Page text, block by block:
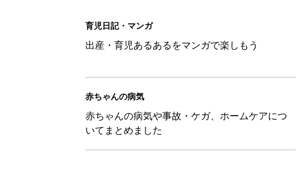
育児日記・マンガ
出産・育児あるあるをマンガで楽しもう
赤ちゃんの病気
赤ちゃんの病気や事故・ケガ、ホームケアにつ
いてまとめました